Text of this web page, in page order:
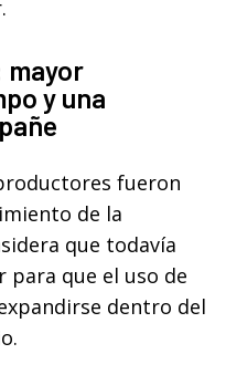
mayor
y una
fueron
de la
que todavía
que el uso de
dentro del